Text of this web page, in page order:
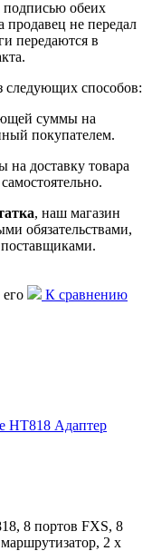
подписью обеих
продавец не передал
передаются в
следующих способов:
суммы на
покупателем.
на доставку товара
, наш магазин
обязательствами,
К сравнению
Адаптер
8 портов FXS, 8
2 х